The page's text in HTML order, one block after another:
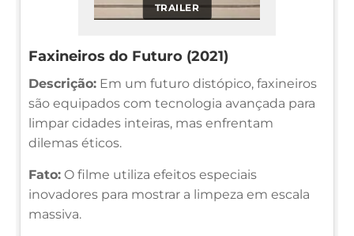
TRAILER
Faxineiros do Futuro (2021)
Descrição: Em um futuro distópico, faxineiros
são equipados com tecnologia avançada para
limpar cidades inteiras, mas enfrentam
dilemas éticos.
Fato: O filme utiliza efeitos especiais
inovadores para mostrar a limpeza em escala
massiva.